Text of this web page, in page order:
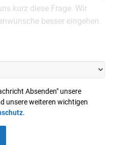
kurz diese Frage. Wir
besser eingehen.
Absenden" unsere
unsere weiteren wichtigen
.